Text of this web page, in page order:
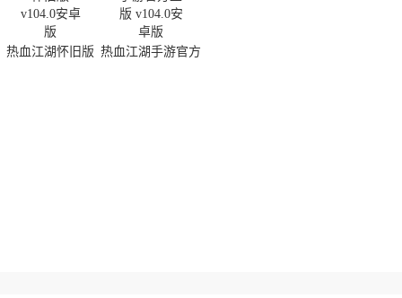
全，里面有着各种各样的版本渠道，感兴趣的小伙伴快来下载体验
热血江湖怀旧版 热血江湖手游官方